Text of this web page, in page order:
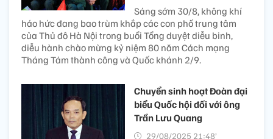
Sáng sớm 30/8, không khí
háo hức đang bao trùm khắp các con phố trung tâm
của Thủ đô Hà Nội trong buổi Tổng duyệt diễu binh,
diễu hành chào mừng kỷ niệm 80 năm Cách mạng
Tháng Tám thành công và Quốc khánh 2/9.
Chuyển sinh hoạt Đoàn đại
biểu Quốc hội đối với ông
Trần Lưu Quang
29/08/2025 21:48’